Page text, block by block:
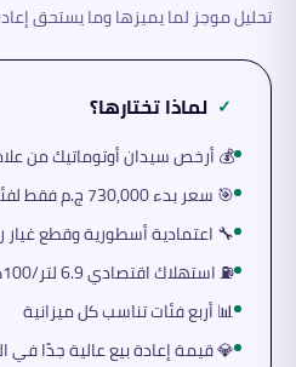
تحليل موجز لما يميزها وما يستحق
✓ لماذا تختارها؟
💰 أرخص سيدان أوتوماتيك من
🎯 سعر بدء 730,000 ج.م فقط لفئة GL
🔧 اعتمادية أسطورية وقطع
⛽ استهلاك اقتصادي 6.9 لتر/100كم
📊 أربع فئات تناسب كل ميزانية
💎 قيمة إعادة بيع عالية جدًا